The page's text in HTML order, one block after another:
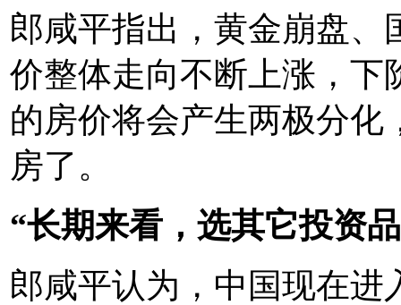
郎咸平指出，黄金崩盘、
价整体走向不断上涨，下
的房价将会产生两极分化
房了。
“长期来看，选其它投资
郎咸平认为，中国现在进